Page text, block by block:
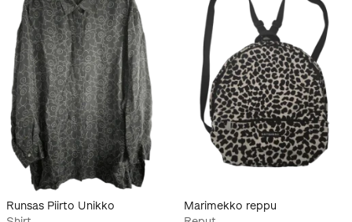
Runsas Piirto Unikko
Marimekko reppu